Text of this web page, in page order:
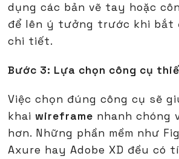
dụng các bản vẽ tay hoặc
để lên ý tưởng trước khi bắt
chi tiết.
Bước 3: Lựa chọn công cụ
Việc chọn đúng công cụ sẽ
khaiwireframe nhanh chóng
hơn. Những phần mềm như
Axure hay Adobe XD đều có